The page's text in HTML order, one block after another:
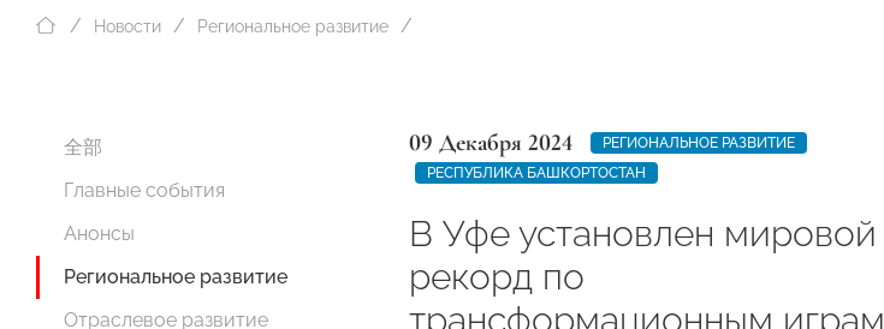
Новости Региональное развитие
全部
Главные события
Анонсы
Региональное развитие
Отраслевое развитие
09 Декабря 2024
РЕГИОНАЛЬНОЕ РАЗВИТИЕ
РЕСПУБЛИКА БАШКОРТОСТАН
В Уфе установлен мировой
рекорд по
трансформационным играм